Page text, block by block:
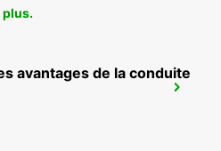
plus.
avantages de la conduite